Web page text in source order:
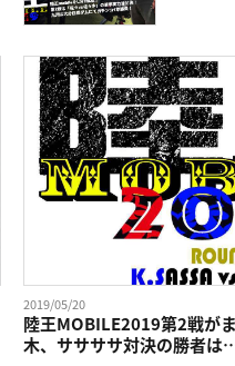
2019/05/20
陸王MOBILE2019第2戦が
木、ササササ対決の勝者